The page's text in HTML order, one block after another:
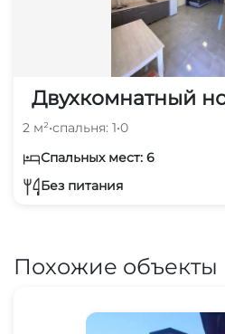
Двухкомнатный
2 м²•спальня: 1•0
Спальных мест: 6
Без питания
Похожие объекты